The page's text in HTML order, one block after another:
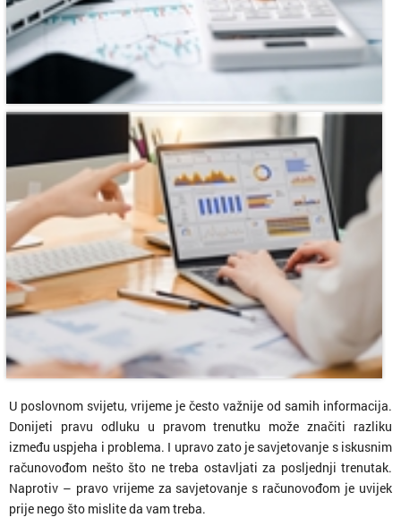
U poslovnom svijetu, vrijeme je često važnije od samih informacija.
Donijeti pravu odluku u pravom trenutku može značiti razliku
između uspjeha i problema. I upravo zato je savjetovanje s iskusnim
računovođom nešto što ne treba ostavljati za posljednji trenutak.
Naprotiv – pravo vrijeme za savjetovanje s računovođom je uvijek
prije nego što mislite da vam treba.